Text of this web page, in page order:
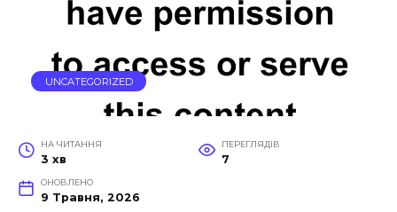
UNCATEGORIZED
НА ЧИТАННЯ
3 хв
ПЕРЕГЛЯДІВ
7
ОНОВЛЕНО
9 Травня, 2026